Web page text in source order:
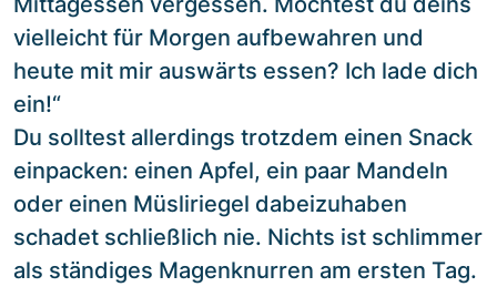
vielleicht für Morgen aufbewahren und
heute mit mir auswärts essen? Ich lade dich
ein!“
Du solltest allerdings trotzdem einen Snack
einpacken: einen Apfel, ein paar Mandeln
oder einen Müsliriegel dabeizuhaben
schadet schließlich nie. Nichts ist schlimmer
als ständiges Magenknurren am ersten Tag.